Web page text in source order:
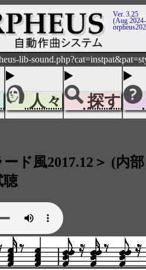
Ver. 3.25
(Aug
lib-
人々 探す
ド風2017.12＞ (内
聴